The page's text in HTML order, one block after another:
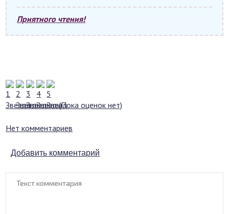
Приятного чтения!
(Пока оценок нет)
Нет комментариев
Добавить комментарий